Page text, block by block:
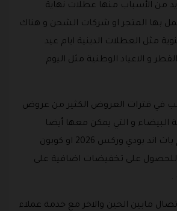
من الأسباب منها عطلات نهاية
بها المتجر او شركات الشحن و هناك
مثل العطلات الدينية ايام عيد
و الاعياد الوطنية مثل اليوم
في فترات العروض الكثير من عروض
البيضاء و التي يمكن معها أيضا
استخدام كود خصم باث اند بودي وركس 2026 او كوبون
للحصول على تخفيضات اضافية على
.
مابين الحين والاخر مع خدمة عملاء